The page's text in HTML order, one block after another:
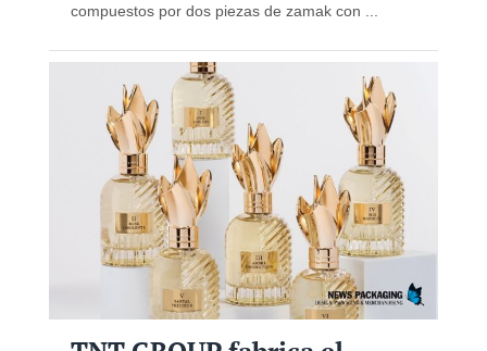
compuestos por dos piezas de zamak con ...